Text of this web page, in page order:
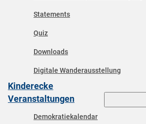
Statements
Quiz
Downloads
Digitale Wanderausstellung
Kinderecke
Veranstaltungen
Demokratiekalendar